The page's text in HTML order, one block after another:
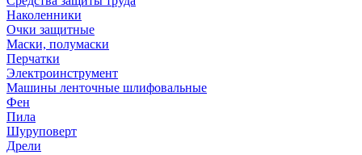
Наколенники
Очки защитные
Маски, полумаски
Перчатки
Электроинструмент
Машины ленточные шлифовальные
Фен
Пила
Шуруповерт
Дрели